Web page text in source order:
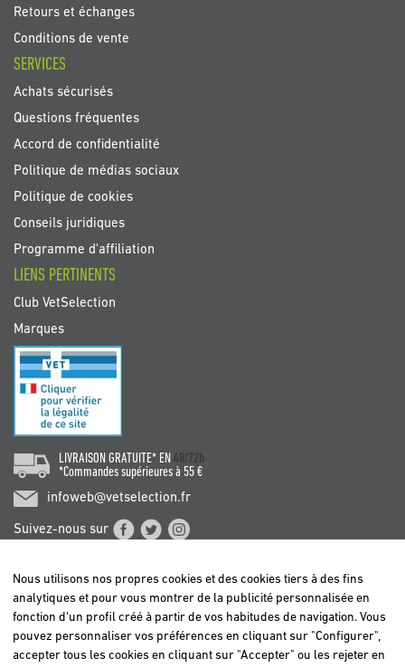
Retours et échanges
Conditions de vente
SERVICES
Achats sécurisés
Questions fréquentes
Accord de confidentialité
Politique de médias sociaux
Politique de cookies
Conseils juridiques
Programme d'affiliation
LIENS PERTINENTS
Club VetSelection
Marques
LIVRAISON GRATUITE* EN 48/72h
*Commandes supérieures à 55 €
infoweb@vetselection.fr
Suivez-nous sur
BELGIË / BELGIQUE
Nous utilisons nos propres cookies et des cookies tiers à des fins
analytiques et pour vous montrer de la publicité personnalisée en
fonction d'un profil créé à partir de vos habitudes de navigation. Vous
pouvez personnaliser vos préférences en cliquant sur "Configurer",
accepter tous les cookies en cliquant sur "Accepter" ou les rejeter en